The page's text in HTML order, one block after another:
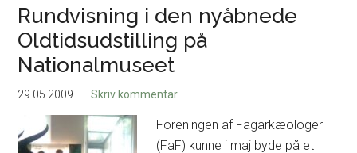
Tanum,
Rundvisning i den nyåbnede
Oldtidsudstilling på
Nationalmuseet
29.05.2009 Skriv kommentar
Foreningen af Fagarkæologer
(FaF) kunne i maj byde på et